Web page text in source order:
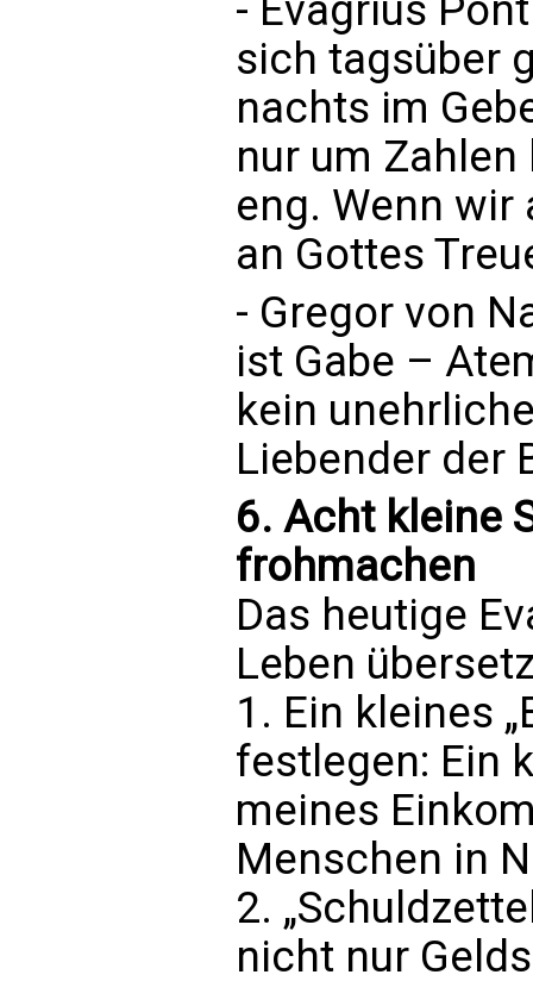
sich tagsüber
nachts im
nur um
eng. Wenn wir
an Gottes
- Gregor von
ist Gabe –
kein
Liebender der
6. Acht kleine
frohmachen
Das heutige
Leben
1. Ein kleines
festlegen: Ein
meines
Menschen in
2.
nicht nur